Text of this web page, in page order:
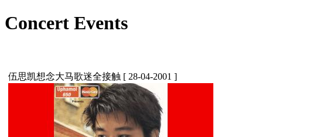
Concert Events
伍思凯想念大马歌迷全接触 [ 28-04-2001 ]